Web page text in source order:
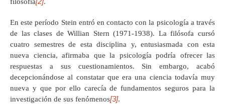
filosofía .
En este período Stein entró en contacto con la psicología a través
de las clases de Willian Stern (1971-1938). La filósofa cursó
cuatro semestres de esta disciplina y, entusiasmada con esta
nueva ciencia, afirmaba que la psicología podría ofrecer las
respuestas a sus cuestionamientos. Sin embargo, acabó
decepcionándose al constatar que era una ciencia todavía muy
nueva y que por ello carecía de fundamentos seguros para la
investigación de sus fenómenos[3].